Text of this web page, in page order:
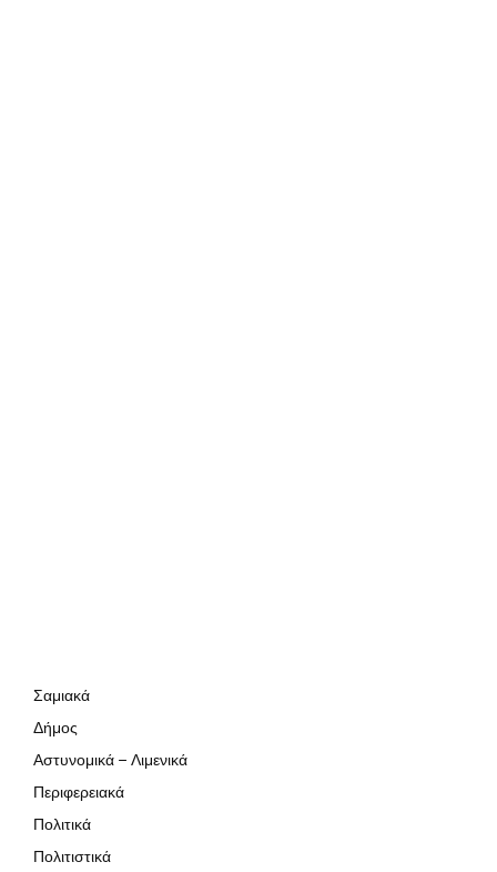
Σαμιακά
Δήμος
Αστυνομικά – Λιμενικά
Περιφερειακά
Πολιτικά
Πολιτιστικά